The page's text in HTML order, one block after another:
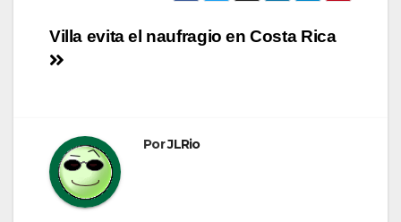
Navegación
Villa evita el naufragio en Costa Rica
PorJLRio